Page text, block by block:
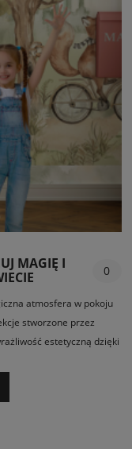
MAGIĘ I
0
atmosfera w pokoju
stworzone przez
estetyczną dzięki